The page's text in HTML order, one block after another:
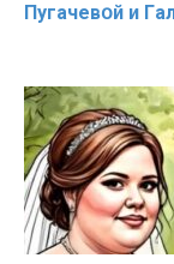
Пугачевօй и